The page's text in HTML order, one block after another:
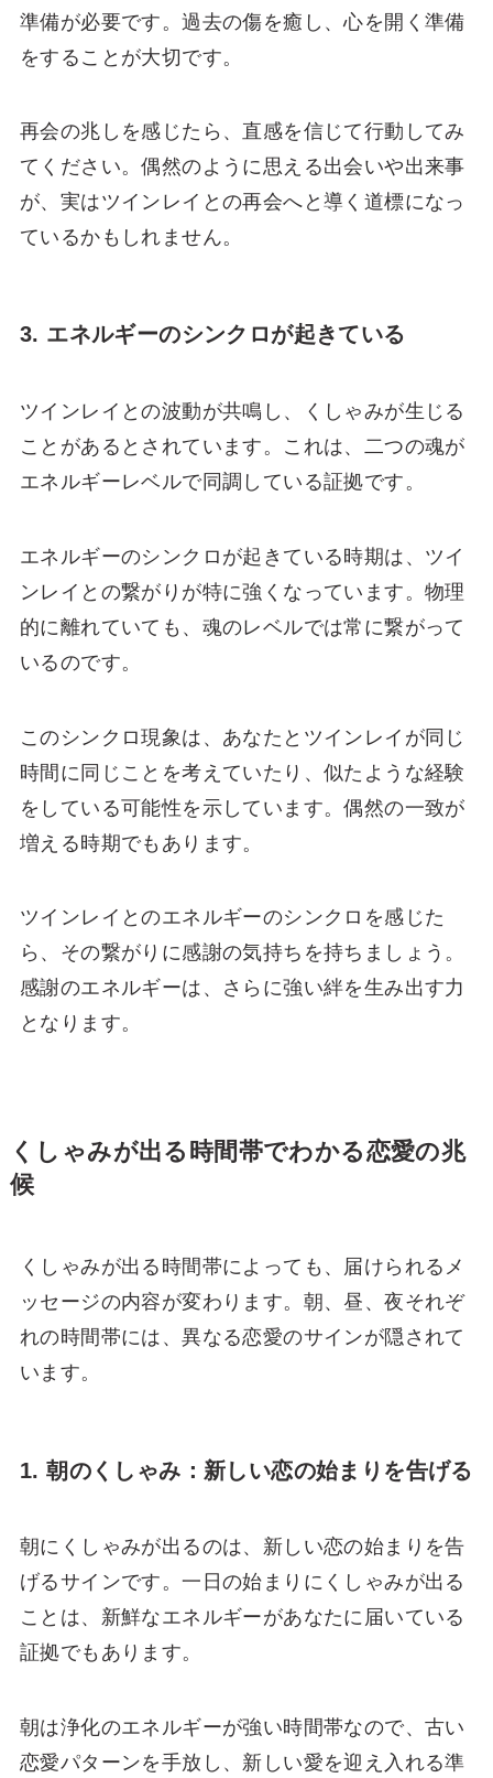
準備が必要です。過去の傷を癒し、心を開く準備
をすることが大切です。
再会の兆しを感じたら、直感を信じて行動してみ
てください。偶然のように思える出会いや出来事
が、実はツインレイとの再会へと導く道標になっ
ているかもしれません。
3. エネルギーのシンクロが起きている
ツインレイとの波動が共鳴し、くしゃみが生じる
ことがあるとされています。これは、二つの魂が
エネルギーレベルで同調している証拠です。
エネルギーのシンクロが起きている時期は、ツイ
ンレイとの繋がりが特に強くなっています。物理
的に離れていても、魂のレベルでは常に繋がって
いるのです。
このシンクロ現象は、あなたとツインレイが同じ
時間に同じことを考えていたり、似たような経験
をしている可能性を示しています。偶然の一致が
増える時期でもあります。
ツインレイとのエネルギーのシンクロを感じた
ら、その繋がりに感謝の気持ちを持ちましょう。
感謝のエネルギーは、さらに強い絆を生み出す力
となります。
くしゃみが出る時間帯でわかる恋愛の兆
候
くしゃみが出る時間帯によっても、届けられるメ
ッセージの内容が変わります。朝、昼、夜それぞ
れの時間帯には、異なる恋愛のサインが隠されて
います。
1. 朝のくしゃみ：新しい恋の始まりを告げる
朝にくしゃみが出るのは、新しい恋の始まりを告
げるサインです。一日の始まりにくしゃみが出る
ことは、新鮮なエネルギーがあなたに届いている
証拠でもあります。
朝は浄化のエネルギーが強い時間帯なので、古い
恋愛パターンを手放し、新しい愛を迎え入れる準